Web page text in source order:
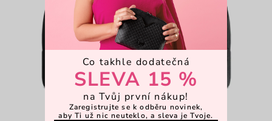
Co takhle dodatečná
SLEVA 15 %
na Tvůj první nákup!
Zaregistrujte se k odběru novinek,
aby Ti už nic neuteklo, a sleva je Tvoje.